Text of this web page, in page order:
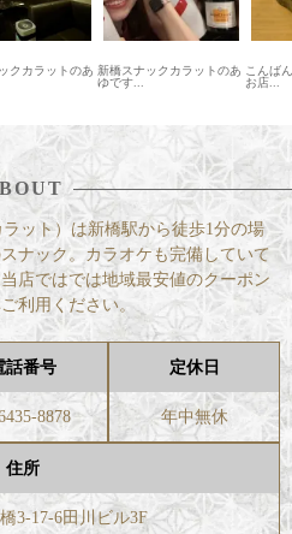
スナックカラットのあ
す...
こんばんは！ おかげさまで
お店...
ット）は新橋駅から徒歩1分の場
ナック。カラオケも完備していて
店ではでは地域最安値のクーポン
利用ください。
話番号
8878
定休日
年中無休
住所
3-17-6田川ビル3F